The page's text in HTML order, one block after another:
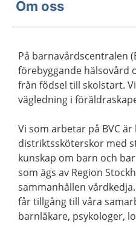
Om oss
På barnavårdscentralen
förebyggande hälsovård
från födsel till skolstart.
vägledning i
Vi som arbetar på BVC
distriktssköterskor med
kunskap om barn och
som ägs av Region
sammanhållen
får tillgång till våra
barnläkare, psykologer,